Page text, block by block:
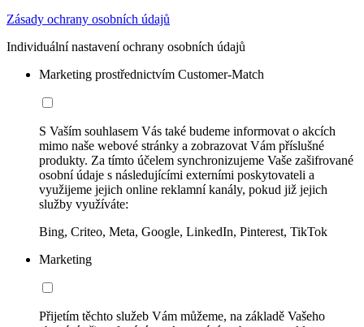
Zásady ochrany osobních údajů
Individuální nastavení ochrany osobních údajů
Marketing prostřednictvím Customer-Match
S Vaším souhlasem Vás také budeme informovat o akcích
mimo naše webové stránky a zobrazovat Vám příslušné
produkty. Za tímto účelem synchronizujeme Vaše zašifrované
osobní údaje s následujícími externími poskytovateli a
využijeme jejich online reklamní kanály, pokud již jejich
služby využíváte:
Bing, Criteo, Meta, Google, LinkedIn, Pinterest, TikTok
Marketing
Přijetím těchto služeb Vám můžeme, na základě Vašeho